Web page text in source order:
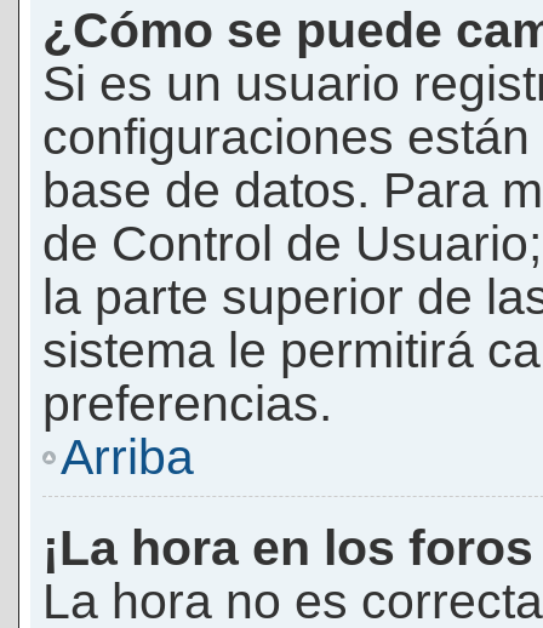
¿Cómo se puede
Si es un usuario
configuraciones
base de datos. Para
de Control de
la parte superior de
sistema le permitirá
preferencias.
Arriba
¡La hora en los
La hora no es